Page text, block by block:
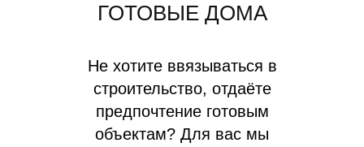
ГОТОВЫЕ ДОМА
Не хотите ввязываться в
строительство, отдаёте
предпочтение готовым
объектам? Для вас мы